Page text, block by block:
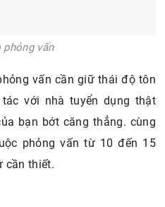
bạn bớt căng thẳng. cùng
phỏng vấn từ 10 đến 15
cần thiết.
trong những yếu tố quan
Bạn phải tự tin với bản
mới có thể tin tưởng được